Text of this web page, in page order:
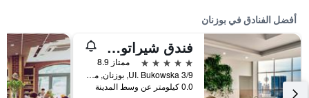
أفضل الفنادق في بوزنان
فندق شيراتون بوزنان
5 نجوم
ممتاز 8.9
UI. Bukowska 3/9, بوزنان, مقاطعة بولندا الكبرى, بولندا
0.0 كيلومتر عن وسط المدينة